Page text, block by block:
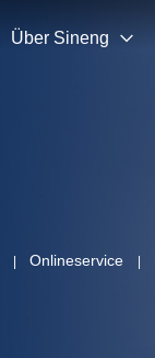
Über Sineng
Onlineservice